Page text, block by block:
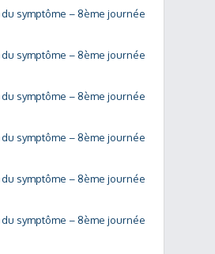
symptôme – 8ème journée
symptôme – 8ème journée
symptôme – 8ème journée
symptôme – 8ème journée
symptôme – 8ème journée
symptôme – 8ème journée